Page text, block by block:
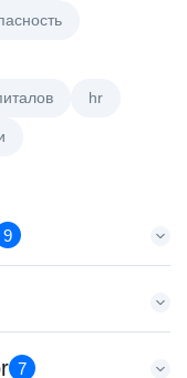
hr
9
продаж)
7